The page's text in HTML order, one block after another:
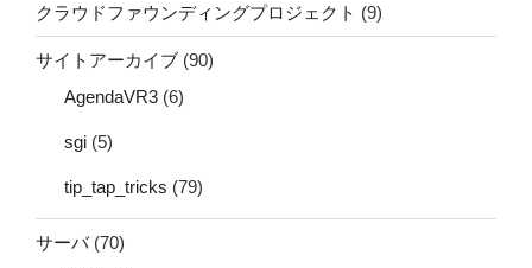
クラウドファウンディングプロジェクト (9)
サイトアーカイブ (90)
AgendaVR3 (6)
sgi (5)
tip_tap_tricks (79)
サーバ(70)